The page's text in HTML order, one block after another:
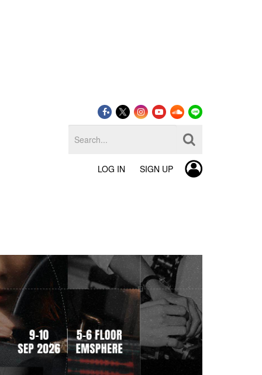
LOG IN SIGN UP